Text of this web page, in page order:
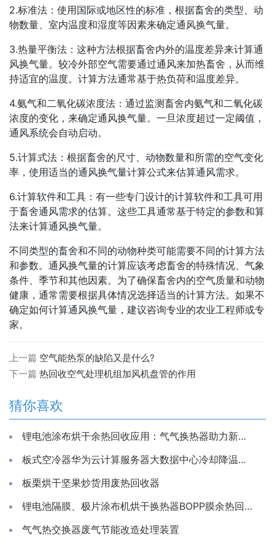
2.标准法：使用国际或地区性的标准，根据畜舍的类型、动
物数量、室内温度和湿度等因素来确定通风换气量。
3.热量平衡法：这种方法根据畜舍内外的温度差异来计算通
风换气量。较冷外部空气需要通过通风来加热畜舍，从而维
持适宜的温度。计算方法通常基于热负荷和温度差异。
4.氨气和二氧化碳浓度法：通过监测畜舍内氨气和二氧化碳
浓度的变化，来确定通风换气量。一旦浓度超过一定阈值，
通风系统会自动启动。
5.计算式法：根据畜舍的尺寸、动物数量和所需的空气变化
率，使用适当的通风换气量计算公式来估算通风需求。
6.计算软件和工具：有一些专门设计的计算软件和工具可用
于畜舍通风需求的估算。这些工具通常基于特定的参数和算
法来计算通风换气量。
不同类型的畜舍和不同的动物种类可能需要不同的计算方法
和参数。通风换气量的计算应该考虑畜舍的特殊情况、气象
条件、季节和其他因素。为了确保畜舍内的空气质量和动物
健康，通常需要根据具体情况选择适当的计算方法。如果不
确定如何计算通风换气量，建议咨询专业的农业工程师或专
家。
上一篇 空气能热泵的缺陷又是什么?
下一篇 热回收空气处理机组加风机盘管的作用
猜你喜欢
锂电池涂布烘干余热回收应用：气气换热器助力新能源生产节能降耗
板式空冷器华为云计算服务器大数据中心冷却降温换散热装置制冷藏库房系统冷能量回收器
板栗烘干坚果炒货用废热回收器
锂电池隔膜、极片涂布机烘干换热器BOPP膜余热回收装置
气气热交换器废气节能改造处理装置